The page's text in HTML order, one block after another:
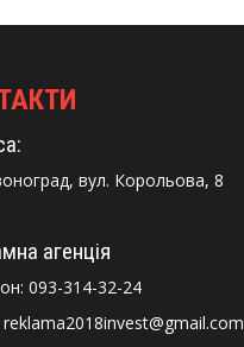
вул. Корольова, 8
агенція
093-314-32-24